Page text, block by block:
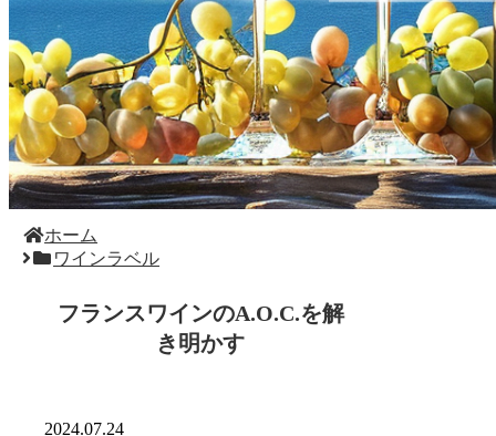
ホーム
ワインラベル
フランスワインのA.O.C.を解
き明かす
2024.07.24